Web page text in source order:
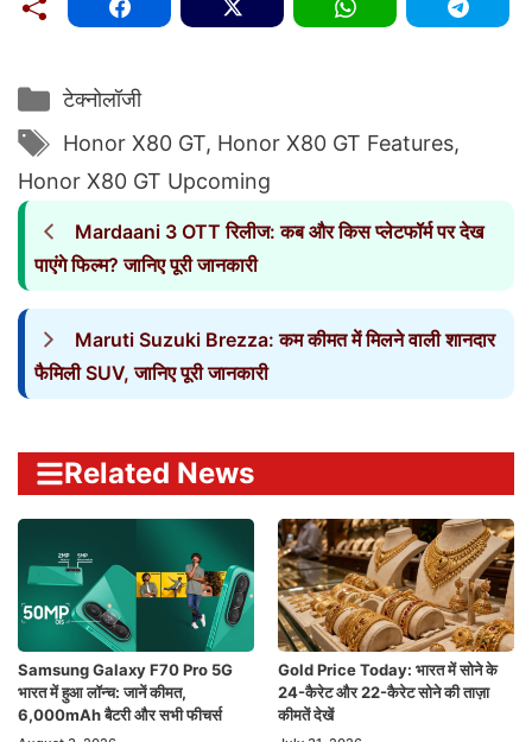
Categories
टेक्नोलॉजी
Tags
Honor X80 GT, Honor X80 GT Features,
Honor X80 GT Upcoming
Mardaani 3 OTT रिलीज: कब और किस प्लेटफॉर्म पर देख
पाएंगे फिल्म? जानिए पूरी जानकारी
Maruti Suzuki Brezza: कम कीमत में मिलने वाली शानदार
फैमिली SUV, जानिए पूरी जानकारी
Related News
Samsung Galaxy F70 Pro 5G
भारत में हुआ लॉन्च: जानें कीमत,
6,000mAh बैटरी और सभी फीचर्स
Gold Price Today: भारत में सोने के
24-कैरेट और 22-कैरेट सोने की ताज़ा
कीमतें देखें